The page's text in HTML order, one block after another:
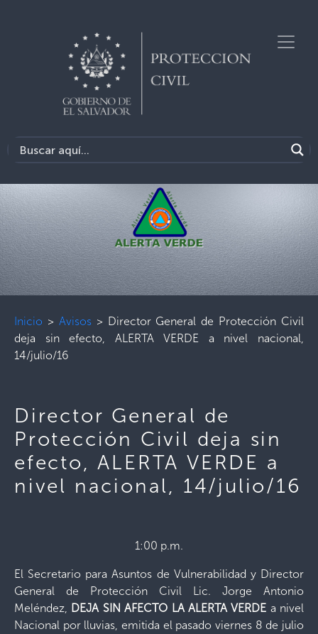
Inicio > Avisos> Director General de Protección Civil
deja sin efecto, ALERTA VERDE a nivel nacional,
14/julio/16
Director General de
Protección Civil deja sin
efecto, ALERTA VERDE a
nivel nacional, 14/julio/16
1:00 p.m.
El Secretario para Asuntos de Vulnerabilidad y Director
General de Protección Civil Lic. Jorge Antonio
Meléndez, DEJA SIN AFECTO LA ALERTA VERDE a nivel
Nacional por lluvias, emitida el pasado viernes 8 de julio